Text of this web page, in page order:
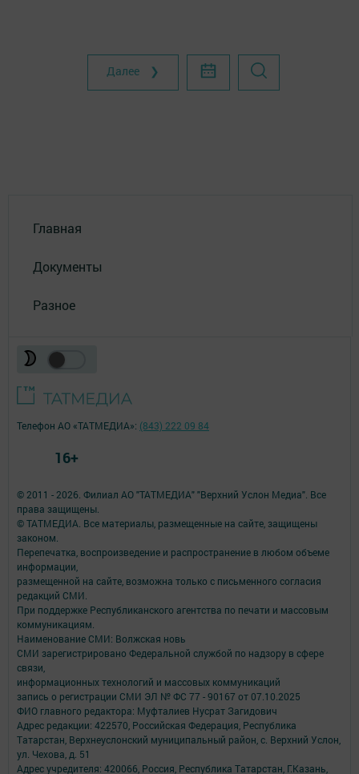
Далее ❯
Главная
Документы
Разное
© 2011 - 2026. Филиал АО "ТАТМЕДИА" "Верхний Услон Медиа". Все
права защищены.
© ТАТМЕДИА. Все материалы, размещенные на сайте, защищены
законом.
Перепечатка, воспроизведение и распространение в любом объеме
информации,
размещенной на сайте, возможна только с письменного согласия
редакций СМИ.
При поддержке Республиканского агентства по печати и массовым
коммуникациям.
Наименование СМИ: Волжская новь
СМИ зарегистрировано Федеральной службой по надзору в сфере
связи,
информационных технологий и массовых коммуникаций
запись о регистрации СМИ ЭЛ № ФС 77 - 90167 от 07.10.2025
ФИО главного редактора: Муфталиев Нусрат Загидович
Адрес редакции: 422570, Российская Федерация, Республика
Татарстан, Верхнеуслонский муниципальный район, с. Верхний Услон,
ул. Чехова, д. 51
Адрес учредителя: 420066, Россия, Республика Татарстан, Г.Казань,
Телефон АО «ТАТМЕДИА»: (843) 222 09 84
16+